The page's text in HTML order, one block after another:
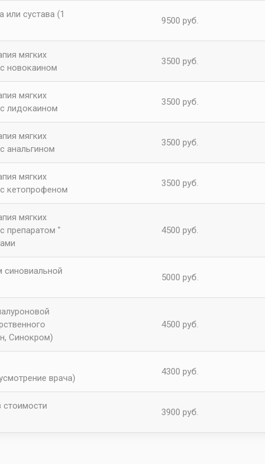
или сустава (1
9500 руб.
мягких
новокаином
3500 руб.
мягких
лидокаином
3500 руб.
мягких
анальгином
3500 руб.
мягких
кетопрофеном
3500 руб.
мягких
препаратом "
4500 руб.
синовиальной
5000 руб.
Синокром)
4500 руб.
врача)
4300 руб.
3900 руб.